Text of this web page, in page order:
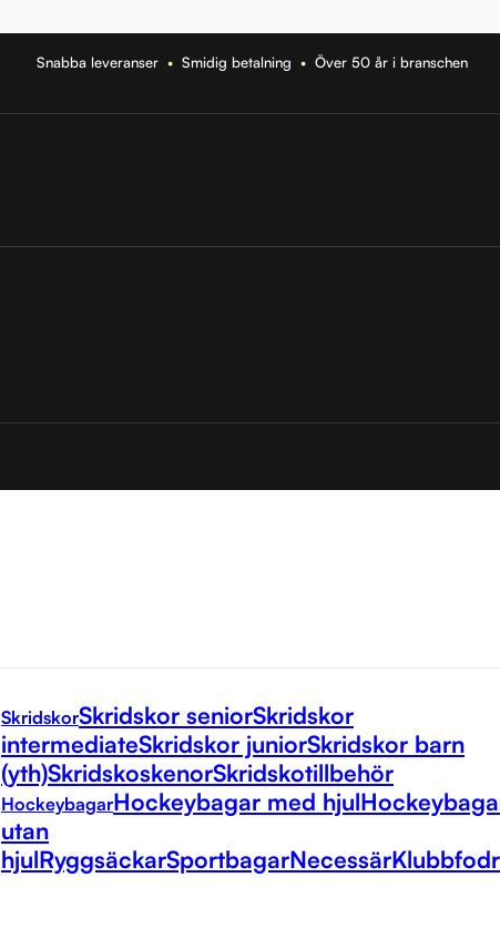
Snabba leveranser •Smidig betalning •Över 50 år i branschen
SkridskorSkridskor seniorSkridskor
intermediateSkridskor juniorSkridskor barn
(yth)SkridskoskenorSkridskotillbehör
HockeybagarHockeybagar med hjul
utan
hjulRyggsäckarSportbagarNecessär